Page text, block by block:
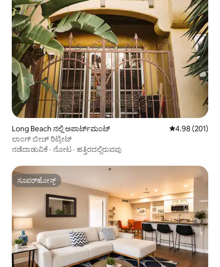
Long Beach ನಲ್ಲಿ ಅಪಾರ್ಟ್‌ಮಂಟ್ 5 ರಲ್ಲಿ 4.98
4.98 (201)
ಲಾಂಗ್ ಬೀಚ್ ರಿಟ್ರೀಟ್
ನಡೆದಾಡುವಿಕೆ · ನೋಟ · ಹತ್ತಿರದಲ್ಲಿರುವವು
ಸೂಪರ್‌ಹೋಸ್ಟ್
ಸೂಪರ್‌ಹೋಸ್ಟ್